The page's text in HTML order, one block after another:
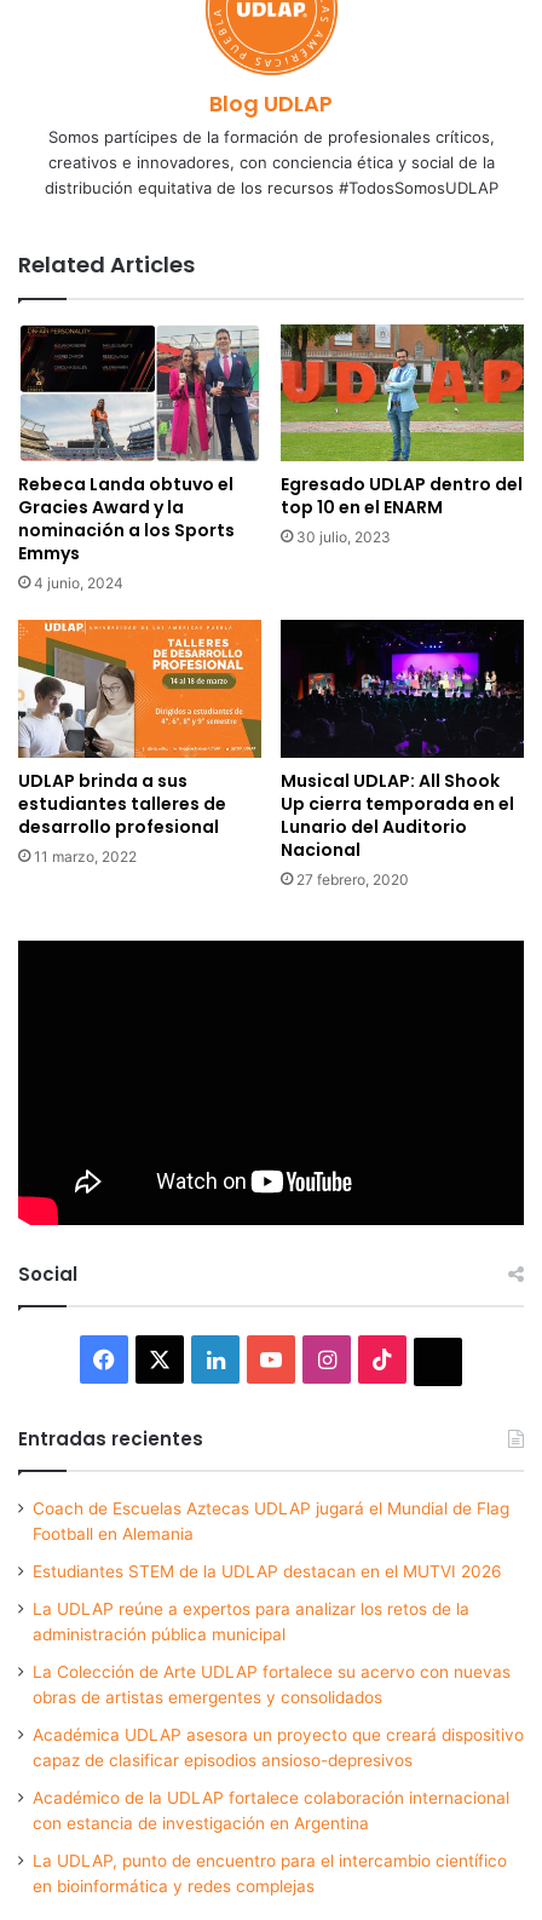
Blog UDLAP
Somos partícipes de la formación de profesionales críticos,
creativos e innovadores, con conciencia ética y social de la
distribución equitativa de los recursos #TodosSomosUDLAP
Related Articles
Rebeca Landa obtuvo el
Gracies Award y la
nominación a los Sports
Emmys
4 junio, 2024
Egresado UDLAP dentro del
top 10 en el ENARM
30 julio, 2023
UDLAP brinda a sus
estudiantes talleres de
desarrollo profesional
11 marzo, 2022
Musical UDLAP: All Shook
Up cierra temporada en el
Lunario del Auditorio
Nacional
27 febrero, 2020
Social
Facebook LinkedInYouTubeInstagram
Entradas recientes
Coach de Escuelas Aztecas UDLAP jugará el Mundial de Flag
Football en Alemania
Estudiantes STEM de la UDLAP destacan en el MUTVI 2026
La UDLAP reúne a expertos para analizar los retos de la
administración pública municipal
La Colección de Arte UDLAP fortalece su acervo con nuevas
obras de artistas emergentes y consolidados
Académica UDLAP asesora un proyecto que creará dispositivo
capaz de clasificar episodios ansioso-depresivos
Académico de la UDLAP fortalece colaboración internacional
con estancia de investigación en Argentina
La UDLAP, punto de encuentro para el intercambio científico
en bioinformática y redes complejas